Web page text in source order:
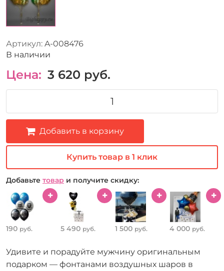
Артикул: A-008476
В наличии
Цена: 3 620 руб.
Добавить в корзину
Купить товар в 1 клик
Добавьте товар и получите скидку:
190 руб. 5 490 руб. 1 500 руб. 4 000 руб.
Удивите и порадуйте мужчину оригинальным
подарком — фонтанами воздушных шаров в